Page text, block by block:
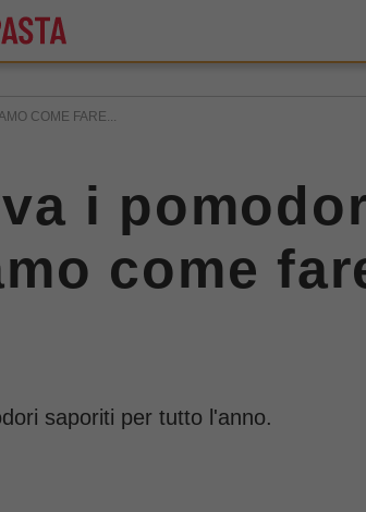
COME FARE...
i
come
saporiti per tutto l'anno.